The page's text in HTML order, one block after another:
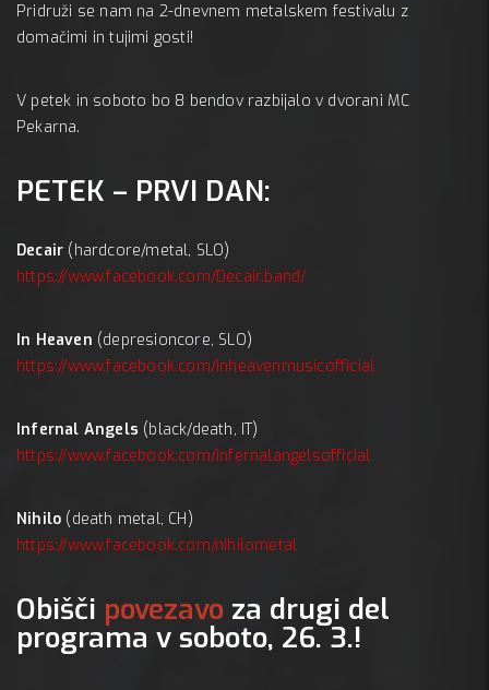
Pridruži se nam na 2-dnevnem metalskem festivalu z
domačimi in tujimi gosti!
V petek in soboto bo 8 bendov razbijalo v dvorani MC
Pekarna.
PETEK – PRVI DAN:
Decair (hardcore/metal, SLO)
https://www.facebook.com/Decair.band/
In Heaven (depresioncore, SLO)
https://www.facebook.com/inheavenmusicofficial
Infernal Angels (black/death, IT)
https://www.facebook.com/infernalangelsofficial
Nihilo (death metal, CH)
https://www.facebook.com/nihilometal
Obišči povezavo za drugi del
programa v soboto, 26. 3.!